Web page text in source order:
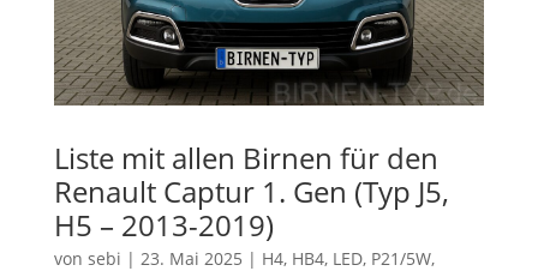
Liste mit allen Birnen für den
Renault Captur 1. Gen (Typ J5,
H5 – 2013-2019)
von sebi | 23. Mai 2025 | H4, HB4, LED, P21/5W,